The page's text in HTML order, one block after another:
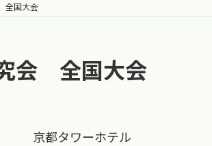
全国大会
会 全国大会
) 京都タワーホテル